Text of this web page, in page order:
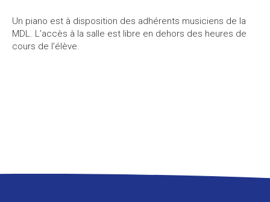
Un piano est à disposition des adhérents musiciens de la
MDL. L’accès à la salle est libre en dehors des heures de
cours de l’élève.